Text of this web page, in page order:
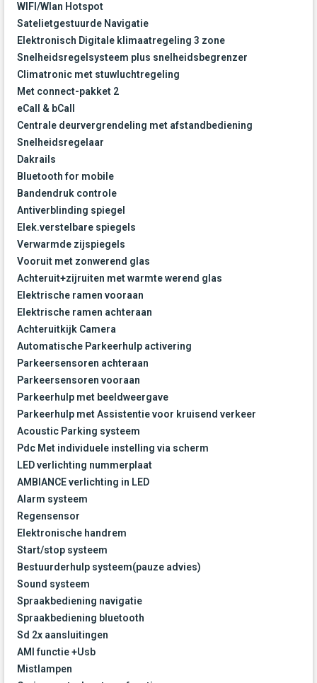
WIFI/Wlan Hotspot
Satelietgestuurde Navigatie
Elektronisch Digitale klimaatregeling 3 zone
Snelheidsregelsysteem plus snelheidsbegrenzer
Climatronic met stuwluchtregeling
Met connect-pakket 2
eCall & bCall
Centrale deurvergrendeling met afstandbediening
Snelheidsregelaar
Dakrails
Bluetooth for mobile
Bandendruk controle
Antiverblinding spiegel
Elek.verstelbare spiegels
Verwarmde zijspiegels
Vooruit met zonwerend glas
Achteruit+zijruiten met warmte werend glas
Elektrische ramen vooraan
Elektrische ramen achteraan
Achteruitkijk Camera
Automatische Parkeerhulp activering
Parkeersensoren achteraan
Parkeersensoren vooraan
Parkeerhulp met beeldweergave
Parkeerhulp met Assistentie voor kruisend verkeer
Acoustic Parking systeem
Pdc Met individuele instelling via scherm
LED verlichting nummerplaat
AMBIANCE verlichting in LED
Alarm systeem
Regensensor
Elektronische handrem
Start/stop systeem
Bestuurderhulp systeem(pauze advies)
Sound systeem
Spraakbediening navigatie
Spraakbediening bluetooth
Sd 2x aansluitingen
AMI functie +Usb
Mistlampen